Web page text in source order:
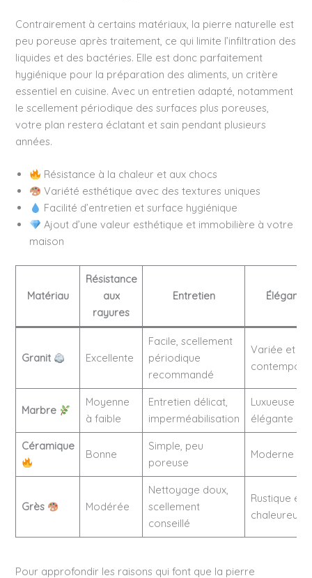
Contrairement à certains matériaux, la pierre naturelle est
peu poreuse après traitement, ce qui limite l’infiltration des
liquides et des bactéries. Elle est donc parfaitement
hygiénique pour la préparation des aliments, un critère
essentiel en cuisine. Avec un entretien adapté, notamment
le scellement périodique des surfaces plus poreuses,
votre plan restera éclatant et sain pendant plusieurs
années.
Résistance à la chaleur et aux chocs
Variété esthétique avec des textures uniques
Facilité d’entretien et surface hygiénique
Ajout d’une valeur esthétique et immobilière à votre
maison
Matériau
Résistance
aux
rayures
Entretien Élégance
Granit Excellente
Facile, scellement
périodique
recommandé
Variée et
Marbre
Moyenne
à faible
Entretien délicat,
imperméabilisation
Luxueuse et
élégante
Céramique
Bonne
Simple, peu
poreuse
Moderne
Grès Modérée
Nettoyage doux,
scellement
conseillé
Rustique et
chaleureuse
Pour approfondir les raisons qui font que la pierre